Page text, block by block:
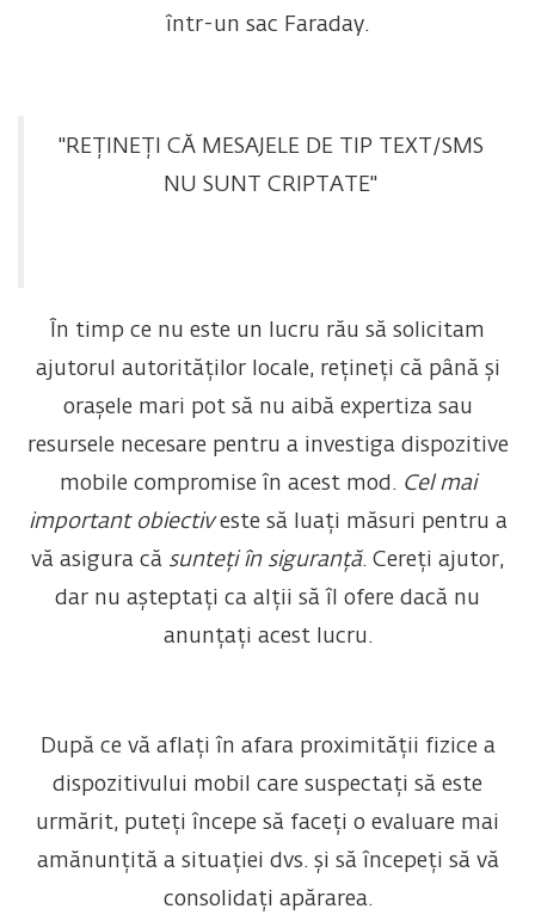
într-un sac Faraday.
"REȚINEȚI CĂ MESAJELE DE TIP TEXT/SMS
NU SUNT CRIPTATE"
În timp ce nu este un lucru rău să solicitam
ajutorul autorităților locale, rețineți că până și
orașele mari pot să nu aibă expertiza sau
resursele necesare pentru a investiga dispozitive
mobile compromise în acest mod. Cel mai
important obiectiveste să luați măsuri pentru a
vă asigura că sunteți în siguranță. Cereți ajutor,
dar nu așteptați ca alții să îl ofere dacă nu
anunțați acest lucru.
După ce vă aflați în afara proximității fizice a
dispozitivului mobil care suspectați să este
urmărit, puteți începe să faceți o evaluare mai
amănunțită a situației dvs. și să începeți să vă
consolidați apărarea.